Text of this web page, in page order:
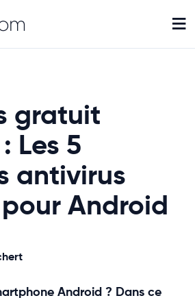
≡
gratuit
Les 5
antivirus
Android
Android ? Dans ce